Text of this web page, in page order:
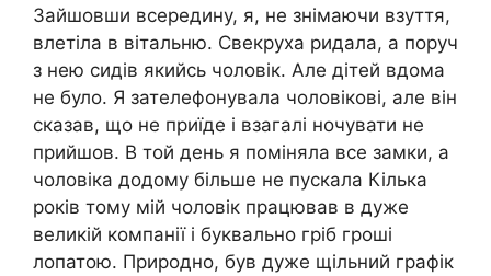
Зайшовши всередину, я, не знімаючи взуття,
влетіла в вітальню. Свекруха ридала, а поруч
з нею сидів якийсь чоловік. Але дітей вдома
не було. Я зателефонувала чоловікові, але він
сказав, що не приїде і взагалі ночувати не
прийшов. В той день я поміняла все замки, а
чоловіка додому більше не пускала Кілька
років тому мій чоловік працював в дуже
великій компанії і буквально гріб гроші
лопатою. Природно, був дуже щільний графік